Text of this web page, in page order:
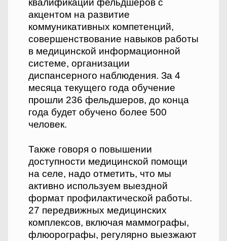
квалификации фельдшеров с
акцентом на развитие
коммуникативных компетенций,
совершенствование навыков работы
в медицинской информационной
системе, организации
диспансерного наблюдения. За 4
месяца текущего года обучение
прошли 236 фельдшеров, до конца
года будет обучено более 500
человек.
Также говоря о повышении
доступности медицинской помощи
на селе, надо отметить, что мы
активно используем выездной
формат профилактической работы.
27 передвижных медицинских
комплексов, включая маммографы,
флюорографы, регулярно выезжают